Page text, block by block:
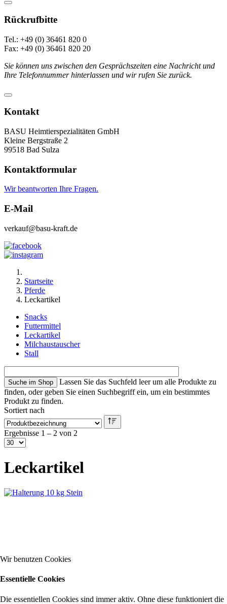
Rückrufbitte
Tel.: +49 (0) 36461 820 0
Fax: +49 (0) 36461 820 20
Sie können uns zwischen den Gesprächszeiten eine Nachricht und
Ihre Telefonnummer hinterlassen und wir rufen Sie zurück.
Kontakt
BASU Heimtierspezialitäten GmbH
Kleine Bergstraße 2
99518 Bad Sulza
Kontaktformular
Wir beantworten Ihre Fragen.
E-Mail
verkauf@basu-kraft.de
Startseite
Pferde
Leckartikel
Snacks
Futtermittel
Leckartikel
Milchaustauscher
Stall
Lassen Sie das Suchfeld leer um alle Produkte zu
finden, oder geben Sie einen Suchbegriff ein, um ein bestimmtes
Produkt zu finden.
Sortiert nach
Ergebnisse 1 – 2 von 2
Leckartikel
Wir benutzen Cookies
Essentielle Cookies
Die essentiellen Cookies sind immer aktiv. Ohne diese funktioniert die